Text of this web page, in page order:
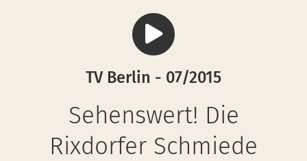
TV Berlin - 07/2015
Sehenswert! Die
Rixdorfer Schmiede